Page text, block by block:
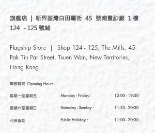
旗艦店 | 新界荃灣白田壩街 45 號南豐紗廠 1 樓
124 - 125 號鋪
Flagship Store | Shop 124 - 125, The Mills, 45
Pak Tin Par Street, Tsuen Wan, New Territories,
Hong Kong
開放時間 Opening Hours
星期一至星期五
星期六至星期日
公眾假期
12:00 - 19:30
11:30 - 20:30
11:00 - 20:30
Monday - Friday :
Saturday- Sunday :
Public Holiday :